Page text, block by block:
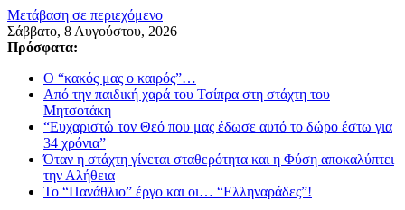
Μετάβαση σε περιεχόμενο
Σάββατο, 8 Αυγούστου, 2026
Πρόσφατα:
Ο “κακός μας ο καιρός”…
Από την παιδική χαρά του Τσίπρα στη στάχτη του
Μητσοτάκη
“Ευχαριστώ τον Θεό που μας έδωσε αυτό το δώρο έστω για
34 χρόνια”
Όταν η στάχτη γίνεται σταθερότητα και η Φύση αποκαλύπτει
την Αλήθεια
Το “Πανάθλιο” έργο και οι… “Ελληναράδες”!